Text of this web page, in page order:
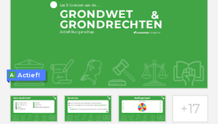
Actief!